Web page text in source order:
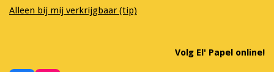
Alleen bij mij verkrijgbaar (tip)
Volg El' Papel online!